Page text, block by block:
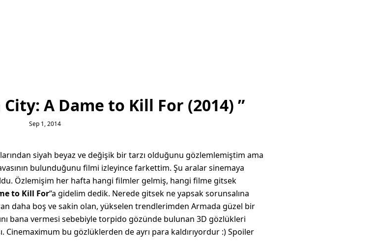
A Dame to Kill For (2014) ”
Sep 1, 2014
siyah beyaz ve değişik bir tarzı olduğunu gözlemlemiştim ama
bulunduğunu filmi izleyince farkettim. Şu aralar sinemaya
Özlemişim her hafta hangi filmler gelmiş, hangi filme gitsek
to Kill For“a gidelim dedik. Nerede gitsek ne yapsak sorunsalına
daha boş ve sakin olan, yükselen trendlerimden Armada güzel bir
bana vermesi sebebiyle torpido gözünde bulunan 3D gözlükleri
Cinemaximum bu gözlüklerden de ayrı para kaldırıyordur :) Spoiler